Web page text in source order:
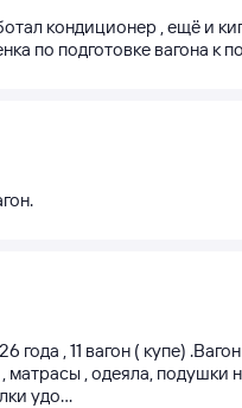
кондиционер , ещё и
по подготовке вагона к
, 11 вагон ( купе)
матрасы , одеяла,
удо...